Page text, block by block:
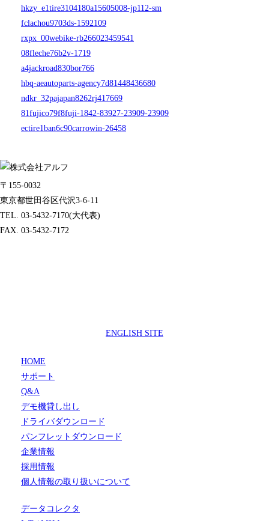
hkzy_e1tire3104180a15605008-jp112-sm
fclachou9703ds-1592109
rxpx_00webike-rb266023459541
08fleche76b2v-1719
a4jackroad830bor766
hbq-aeautoparts-agency7d81448436680
ndkr_32pajapan8262rj417669
81fujico79f8fuji-1842-83927-23909-23909
ectire1ban6c90carrowin-26458
〒155-0032
東京都世田谷区代沢3-6-11
TEL. 03-5432-7170(大代表)
FAX. 03-5432-7172
ENGLISH SITE
HOME
サポート
Q&A
デモ機貸し出し
ドライバダウンロード
パンフレットダウンロード
企業情報
採用情報
個人情報の取り扱いについて
データコレクタ